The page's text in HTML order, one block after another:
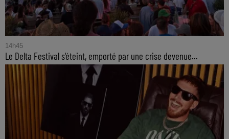
14h45
Le Delta Festival s'éteint, emporté par une crise devenue...